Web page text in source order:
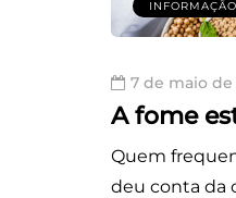
7 de maio de
A fome
Quem
deu conta da